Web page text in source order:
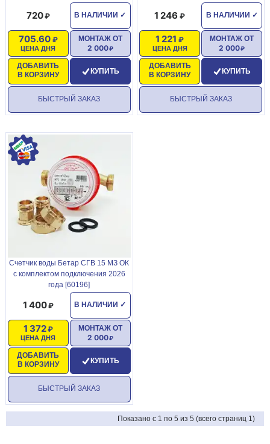
В НАЛИЧИИ ✓
720
ЦЕНА ДНЯ
705.60
ДОБАВИТЬ
В КОРЗИНУ
МОНТАЖ ОТ
2 000
КУПИТЬ
БЫСТРЫЙ ЗАКАЗ
В НАЛИЧИИ ✓
1 246
ЦЕНА ДНЯ
1 221
ДОБАВИТЬ
В КОРЗИНУ
МОНТАЖ ОТ
2 000
КУПИТЬ
БЫСТРЫЙ ЗАКАЗ
Счетчик воды Бетар СГВ 15 МЗ ОК
с комплектом подключения 2026
года [60196]
В НАЛИЧИИ ✓
1 400
ЦЕНА ДНЯ
1 372
ДОБАВИТЬ
В КОРЗИНУ
МОНТАЖ ОТ
2 000
КУПИТЬ
БЫСТРЫЙ ЗАКАЗ
Показано с 1 по 5 из 5 (всего страниц 1)